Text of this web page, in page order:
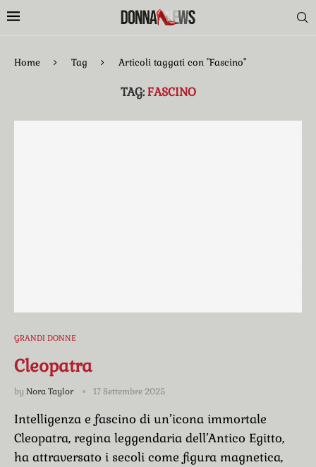
Home Tag Articoli taggati con "Fascino"
TAG:FASCINO
GRANDI DONNE
Cleopatra
by Nora Taylor 17 Settembre 2025
Intelligenza e fascino di un’icona immortale
Cleopatra, regina leggendaria dell’Antico Egitto,
ha attraversato i secoli come figura magnetica,